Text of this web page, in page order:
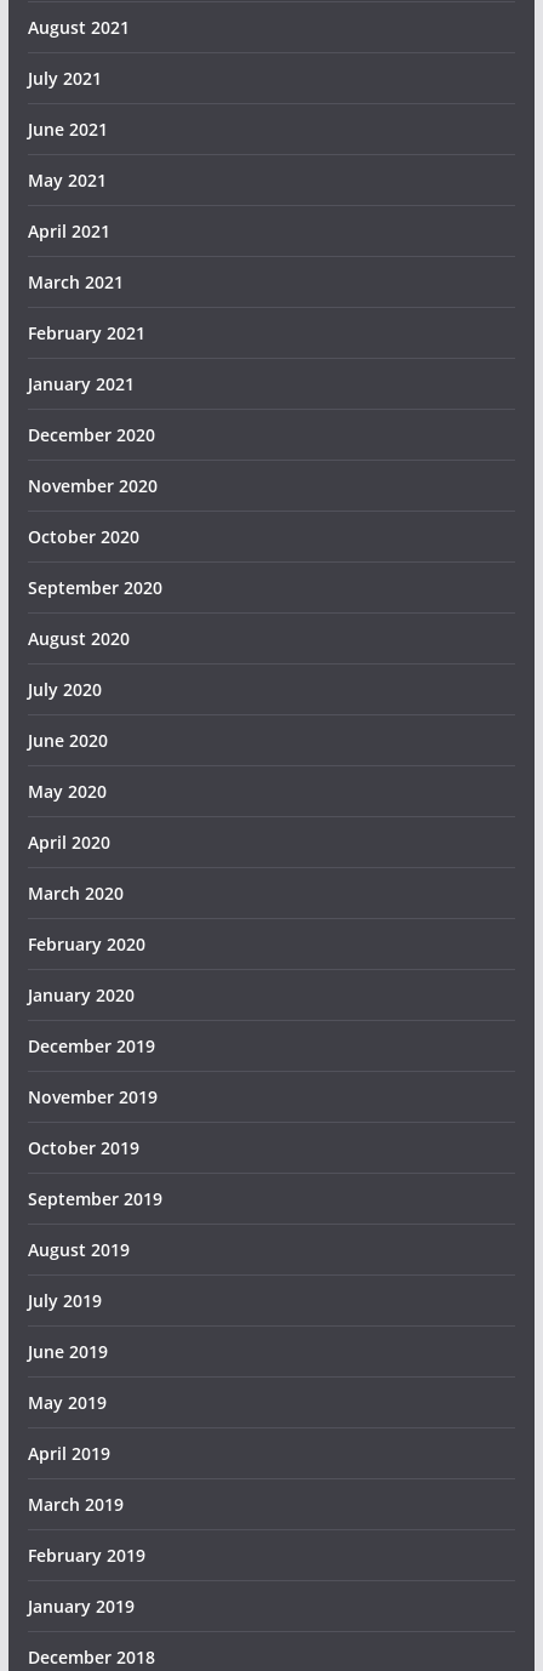
August 2021
July 2021
June 2021
May 2021
April 2021
March 2021
February 2021
January 2021
December 2020
November 2020
October 2020
September 2020
August 2020
July 2020
June 2020
May 2020
April 2020
March 2020
February 2020
January 2020
December 2019
November 2019
October 2019
September 2019
August 2019
July 2019
June 2019
May 2019
April 2019
March 2019
February 2019
January 2019
December 2018